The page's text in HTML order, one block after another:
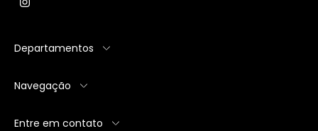
Departamentos
Navegação
Entre em contato